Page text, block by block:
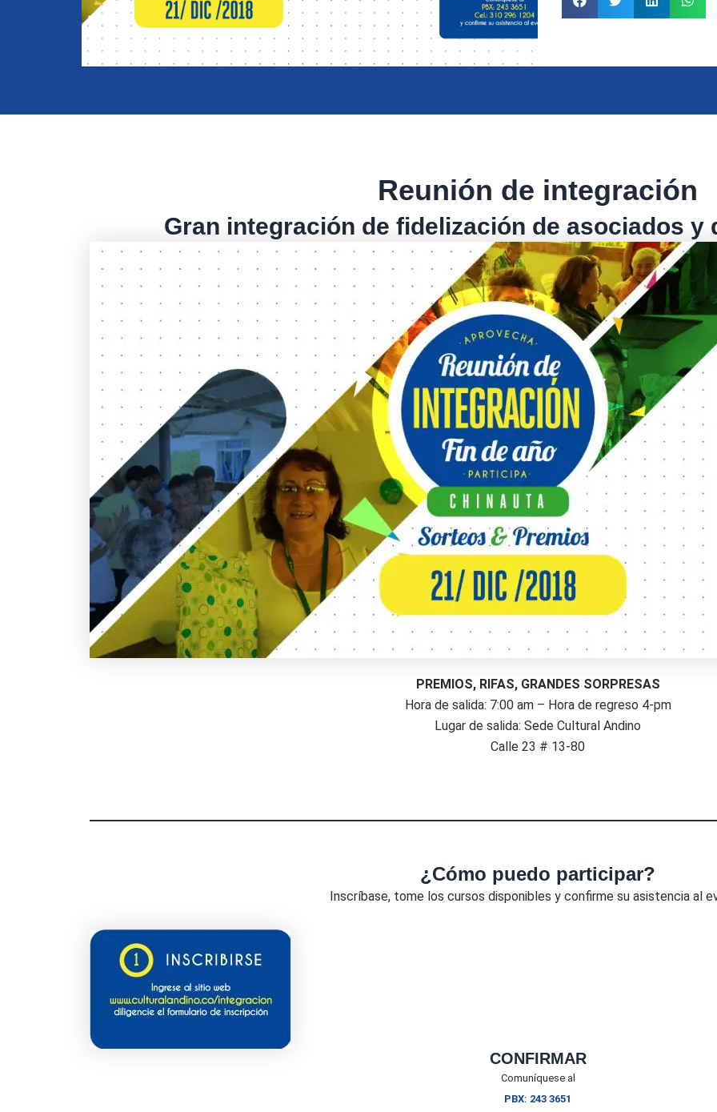
Reunión de integración
Gran integración de fidelización de asociados y
PREMIOS, RIFAS, GRANDES SORPRESAS
Hora de salida: 7:00 am – Hora de regreso 4-pm
Lugar de salida: Sede Cultural Andino
Calle 23 # 13-80
¿Cómo puedo participar?
Inscríbase, tome los cursos disponibles y confirme su asistencia al
CONFIRMAR
Comuníquese al
PBX: 243 3651